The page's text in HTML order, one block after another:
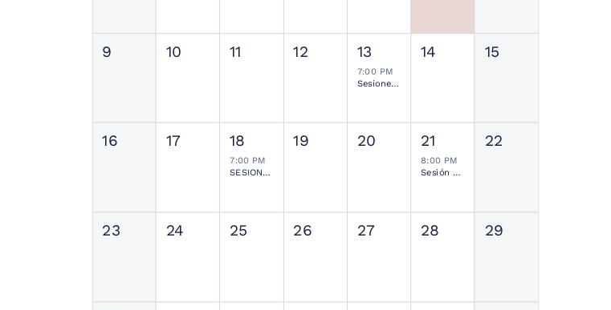
9 10 11 12 13
7:00 PM
Sesiones de Residentes Mensual
14 15
16 17 18
7:00 PM
SESIONES MENSUALES NEUROCIRUGÍA PEDIÁTRICA MEXICANA
19 20 21
8:00 PM
Sesión Ordinaria SMCN
22
23 24 25 26 27 28 29